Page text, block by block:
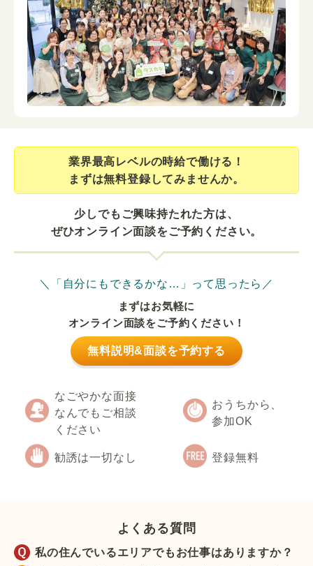
業界最⾼レベルの時給で働ける！
まずは無料登録してみませんか。
少しでもご興味持たれた方は、
ぜひオンライン面談をご予約ください。
＼「自分にもできるかな…」って思ったら／
まずはお気軽に
オンライン面談をご予約ください！
無料説明&面談を予約する
なごやかな面接
なんでもご相談
ください
おうちから、
参加OK
勧誘は一切なし 登録無料
よくある質問
私の住んでいるエリアでもお仕事はありますか？